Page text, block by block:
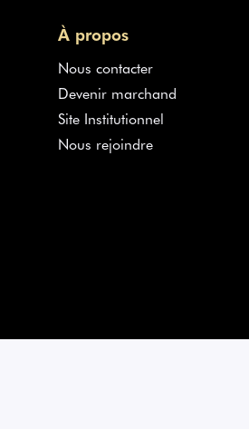
À propos
Nous contacter
Devenir marchand
Site Institutionnel
Nous rejoindre